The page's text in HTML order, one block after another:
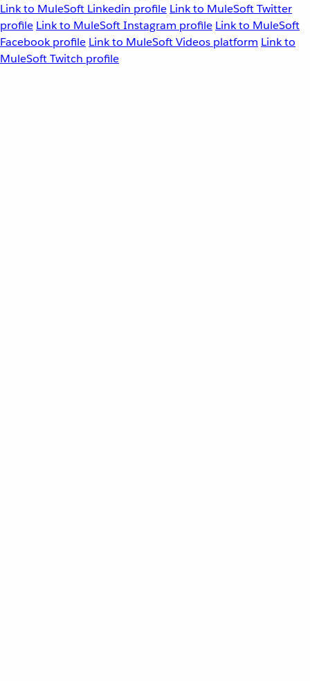
Link to MuleSoft Linkedin profile Link to MuleSoft Twitter
profile Link to MuleSoft Instagram profile Link to MuleSoft
Facebook profile Link to MuleSoft Videos platform Link to
MuleSoft Twitch profile